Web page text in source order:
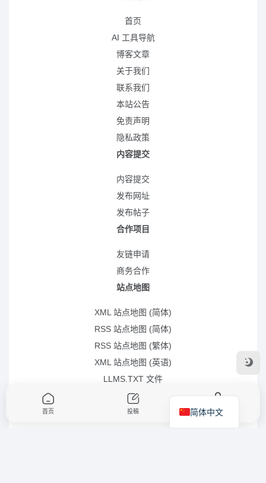
首页
AI 工具导航
博客文章
关于我们
联系我们
本站公告
免责声明
隐私政策
内容提交
内容提交
发布网址
发布帖子
合作项目
友链申请
商务合作
站点地图
XML 站点地图 (简体)
RSS 站点地图 (简体)
RSS 站点地图 (繁体)
XML 站点地图 (英语)
LLMS.TXT 文件
首页 投稿 我的
简体中文